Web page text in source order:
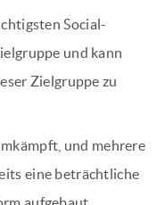
Social-
und kann
Zielgruppe zu
und mehrere
eine beträchtliche